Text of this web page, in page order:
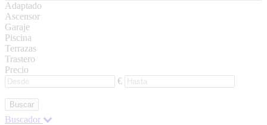
Adaptado
Ascensor
Garaje
Piscina
Terrazas
Trastero
Precio
€
Buscar
Buscador